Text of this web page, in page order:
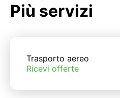
Più servizi
Trasporto aereo
Ricevi offerte